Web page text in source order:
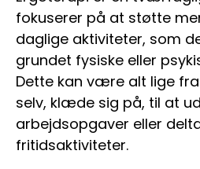
fokuserer på at støtte
daglige aktiviteter, som
grundet fysiske eller
Dette kan være alt lige
selv, klæde sig på, til at
arbejdsopgaver eller
fritidsaktiviteter.